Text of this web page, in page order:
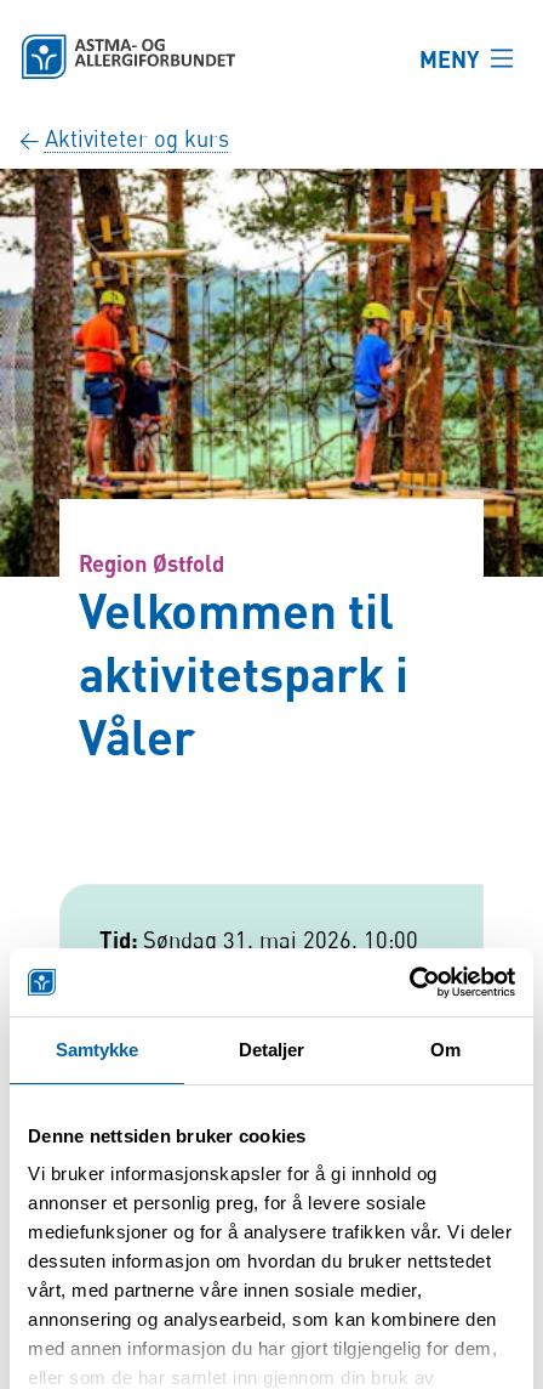
Samtykke Detaljer Om
Denne nettsiden bruker cookies
Vi bruker informasjonskapsler for å gi innhold og
annonser et personlig preg, for å levere sosiale
mediefunksjoner og for å analysere trafikken vår. Vi deler
dessuten informasjon om hvordan du bruker nettstedet
vårt, med partnerne våre innen sosiale medier,
annonsering og analysearbeid, som kan kombinere den
med annen informasjon du har gjort tilgjengelig for dem,
eller som de har samlet inn gjennom din bruk av
MENY
← Aktiviteter og kurs
Region Østfold
Velkommen til
aktivitetspark i
Våler
Tid: Søndag 31. mai 2026, 10:00
Påmeldingsfrist:Torsdag 28. mai
2026, 0:00
Norges Astma- og Allergiforbundet Indre
Østfold inviterer til en hyggelig og
familievennlig dag i aktivitetsparken i
Våler.
Det blir aktiviteter og klatring for store og
små, og etter endt aktivitet griller vi